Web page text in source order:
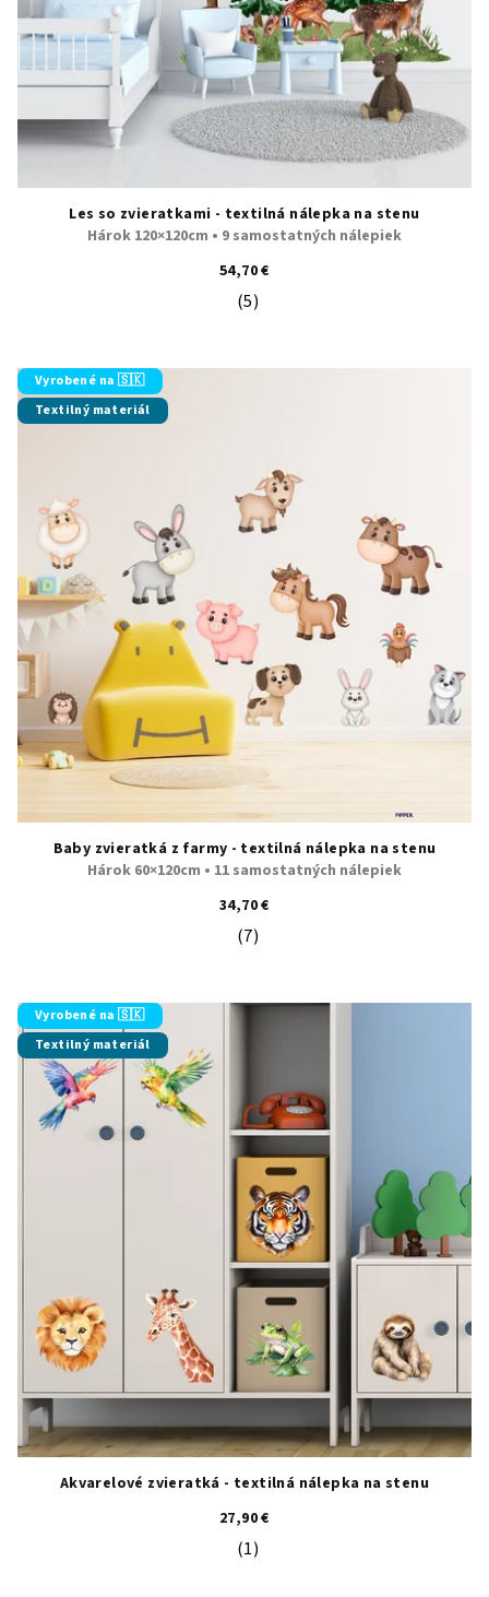
Les so zvieratkami - textilná nálepka na stenu
Hárok 120×120cm • 9 samostatných nálepiek
54,70 €
Priemerné hodnotenie produktu
(5)
Vyrobené na 🇸🇰
Textilný materiál
Baby zvieratká z farmy - textilná nálepka na stenu
Hárok 60×120cm • 11 samostatných nálepiek
34,70 €
Priemerné hodnotenie produktu
(7)
Vyrobené na 🇸🇰
Textilný materiál
Akvarelové zvieratká - textilná nálepka na stenu
27,90 €
Priemerné hodnotenie produktu
(1)